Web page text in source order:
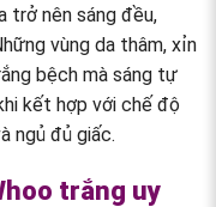
trở nên sáng đều,
vùng da thâm, xỉn
bệch mà sáng tự
kết hợp với chế độ
ngủ đủ giấc.
trắng uy